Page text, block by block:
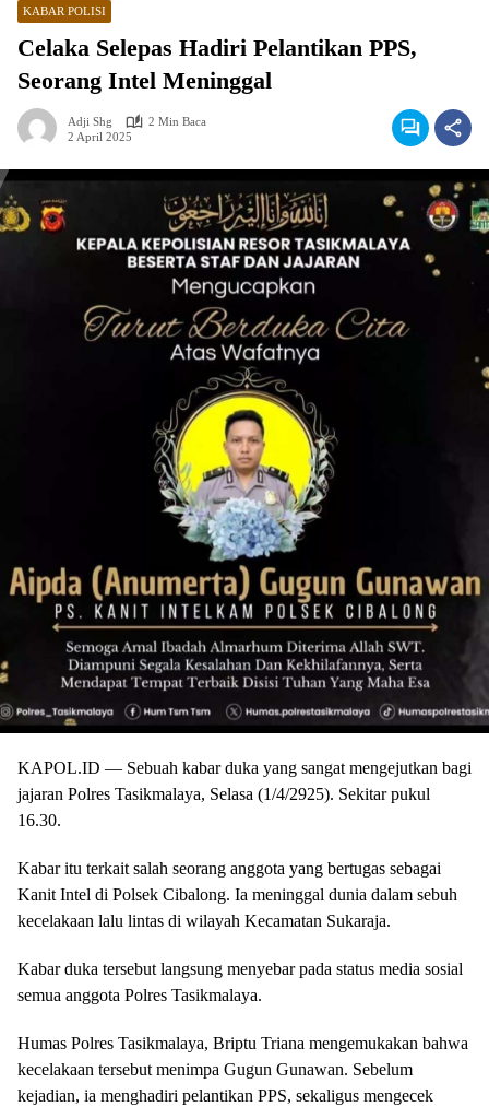
KABAR POLISI
Celaka Selepas Hadiri Pelantikan PPS,
Seorang Intel Meninggal
Adji Shg
2 Min Baca
2 April 2025
KAPOL.ID — Sebuah kabar duka yang sangat mengejutkan bagi
jajaran Polres Tasikmalaya, Selasa (1/4/2925). Sekitar pukul
16.30.
Kabar itu terkait salah seorang anggota yang bertugas sebagai
Kanit Intel di Polsek Cibalong. Ia meninggal dunia dalam sebuh
kecelakaan lalu lintas di wilayah Kecamatan Sukaraja.
Kabar duka tersebut langsung menyebar pada status media sosial
semua anggota Polres Tasikmalaya.
Humas Polres Tasikmalaya, Briptu Triana mengemukakan bahwa
kecelakaan tersebut menimpa Gugun Gunawan. Sebelum
kejadian, ia menghadiri pelantikan PPS, sekaligus mengecek